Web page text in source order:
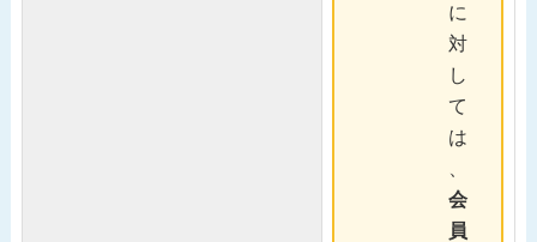
に
対
し
て
は
会
員